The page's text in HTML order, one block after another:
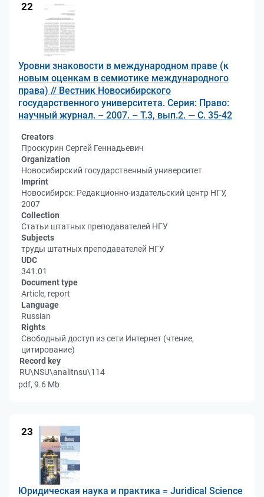
22
Уровни знаковости в международном праве (к
новым оценкам в семиотике международного
права) // Вестник Новосибирского
государственного университета. Серия: Право:
научный журнал. – 2007. – Т.3, вып.2. — С. 35-42
Creators
Проскурин Сергей Геннадьевич
Organization
Новосибирский государственный университет
Imprint
Новосибирск: Редакционно-издательский центр НГУ,
2007
Collection
Статьи штатных преподавателей НГУ
Subjects
труды штатных преподавателей НГУ
UDC
341.01
Document type
Article, report
Language
Russian
Rights
Свободный доступ из сети Интернет (чтение,
цитирование)
Record key
RU\NSU\analitnsu\114
pdf, 9.6 Mb
23
Юридическая наука и практика = Juridical Science